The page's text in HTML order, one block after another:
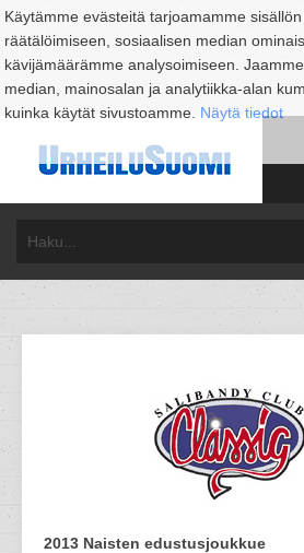
Käytämme evästeitä tarjoamamme
räätälöimiseen, sosiaalisen median
kävijämäärämme analysoimiseen.
median, mainosalan ja analytiikka-alan
kuinka käytät sivustoamme. Näytä tiedot
2013 Naisten edustusjoukkue